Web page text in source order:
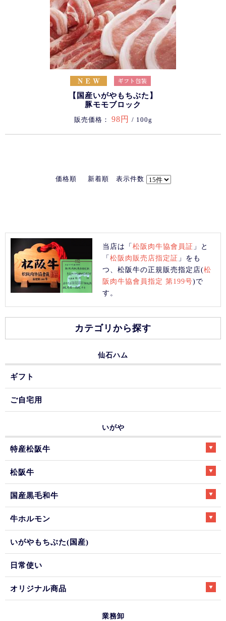
【国産いがやもちぶた】
豚モモブロック
販売価格： 98円 / 100g
価格順 新着順 表示件数
当店は「松阪肉牛協會員証 」と
「松阪肉販売店指定証 」をも
つ、松阪牛の正規販売指定店(松
阪肉牛協會員指定 第199号)で
す。
カテゴリから探す
仙石ハム
ギフト
ご自宅用
いがや
特産松阪牛
松阪牛
国産黒毛和牛
牛ホルモン
いがやもちぶた(国産)
日常使い
オリジナル商品
業務卸